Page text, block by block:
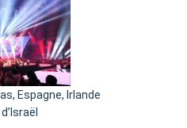
Espagne, Irlande